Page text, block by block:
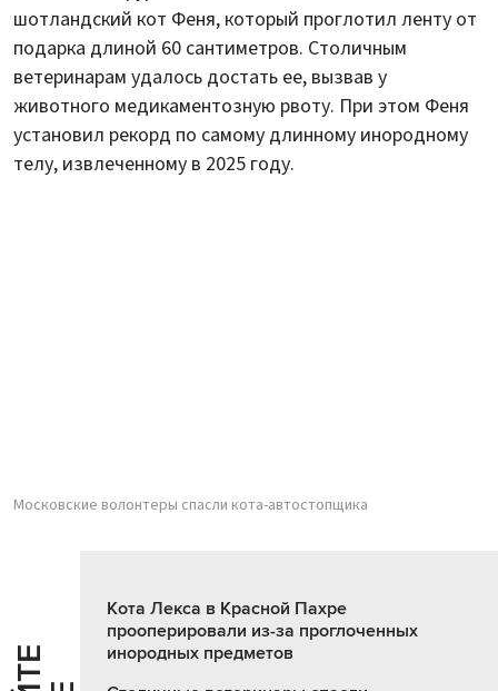
шотландский кот Феня, который проглотил ленту от
подарка длиной 60 сантиметров. Столичным
ветеринарам удалось достать ее, вызвав у
животного медикаментозную рвоту. При этом Феня
установил рекорд по самому длинному инородному
телу, извлеченному в 2025 году.
Московские волонтеры спасли кота-автостопщика
Кота Лекса в Красной Пахре
прооперировали из-за проглоченных
инородных предметов